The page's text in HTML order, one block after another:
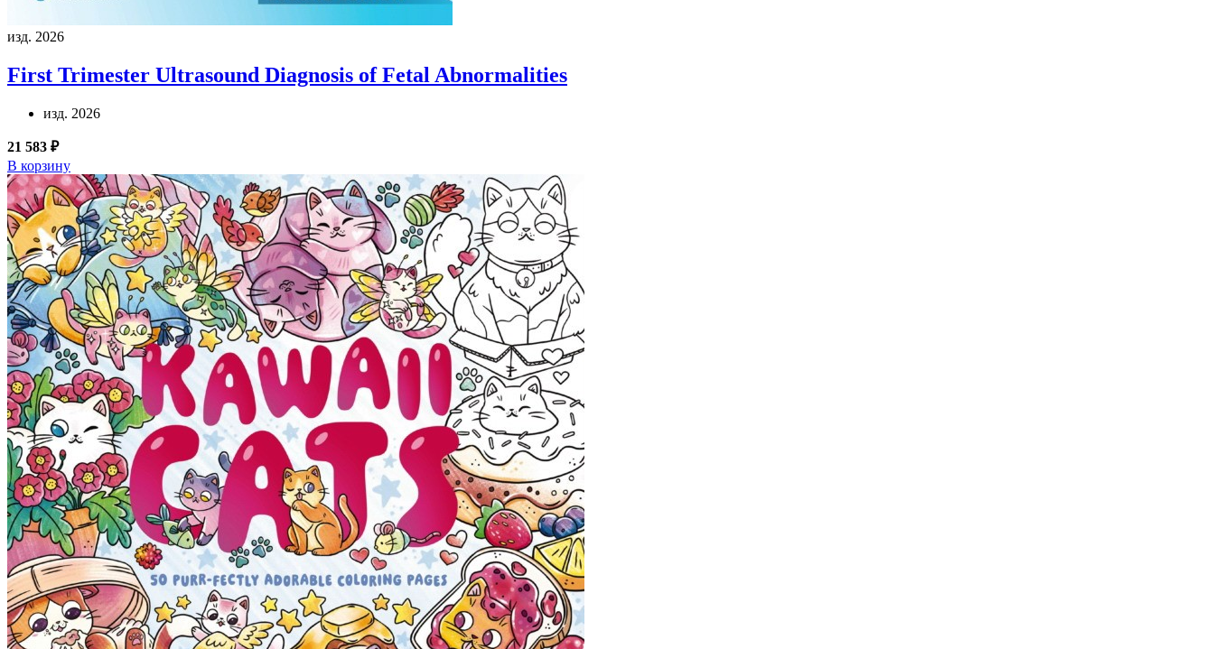
изд. 2026
First Trimester Ultrasound Diagnosis of Fetal Abnormalities
изд. 2026
21 583 ₽
В корзину